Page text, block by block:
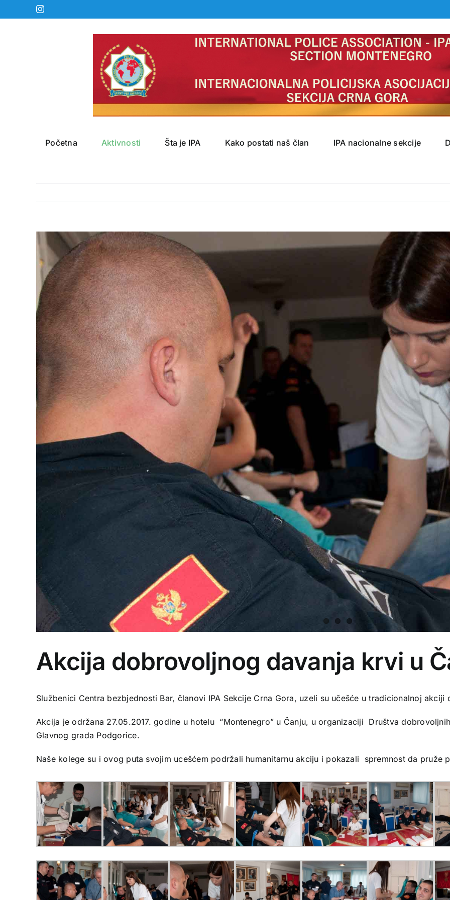
to
Instagram
Početna Aktivnosti Šta je IPA Kako postati naš član IPA nacionalne sekcije
View
Larger
Image
Akcija dobrovoljnog davanja krvi u
Službenici Centra bezbjednosti Bar, članovi IPA Sekcije Crna Gora, uzeli su učešće u tradicionalnoj
Akcija je održana 27.05.2017. godine u hotelu “Montenegro” u Čanju, u organizaciji Društva
Glavnog grada Podgorice.
Naše kolege su i ovog puta svojim ucešćem podržali humanitarnu akciju i pokazali spremnost da pruže